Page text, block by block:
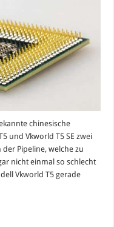
chinesische
und Vkworld T5 SE zwei
Pipeline, welche zu
nicht einmal so schlecht
Vkworld T5 gerade